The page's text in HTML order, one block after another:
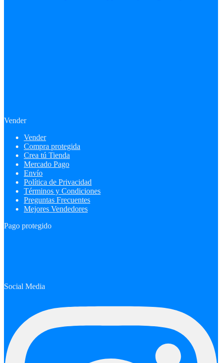
Vender
Vender
Compra protegida
Crea tú Tienda
Mercado Pago
Envío
Política de Privacidad
Términos y Condiciones
Preguntas Frecuentes
Mejores Vendedores
Pago protegido
Social Media